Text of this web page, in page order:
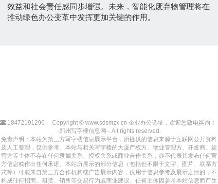
效益和社会责任感同步增强。未来，智能化废弃物管理将在
推动绿色办公变革中发挥更加关键的作用。
18472191290
Copyright © www.sdsmzx.cn 企业办公选址，欢迎您致电咨询！-
-郑州写字楼信息网-- All rights reserved.
免责声明：本站为第三方写字楼信息展示平台，所提供的信息来源于互联网公开资料
及人工整理，仅供参考。本站与相关写字楼的大厦产权方、物业管理方、开发商、运
营方等主体不存在任何隶属关系、授权关系或商业合作关系，亦不代表其发布任何官
方信息或作出任何承诺。本站所展示的部分信息（包括但不限于文字、图片、联系方
式等）可能来自第三方合作机构或广告展示内容，仅用于信息参考及展示之目的，不
构成任何招商、租赁、销售等交易行为或商业建议。任何主体因参考本站信息而产生